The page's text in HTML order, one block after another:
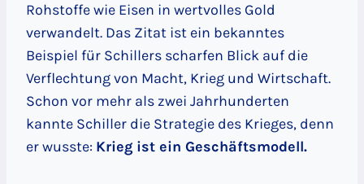
Rohstoffe wie Eisen in wertvolles Gold
verwandelt. Das Zitat ist ein bekanntes
Beispiel für Schillers scharfen Blick auf die
Verflechtung von Macht, Krieg und Wirtschaft.
Schon vor mehr als zwei Jahrhunderten
kannte Schiller die Strategie des Krieges, denn
er wusste: Krieg ist ein Geschäftsmodell.